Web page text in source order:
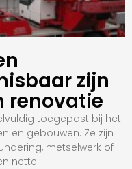
zijn
renovatie
toegepast bij het
en gebouwen. Ze zijn
metselwerk of
nette